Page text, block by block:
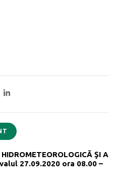
ŞI A
27.09.2020 ora 08.00 –